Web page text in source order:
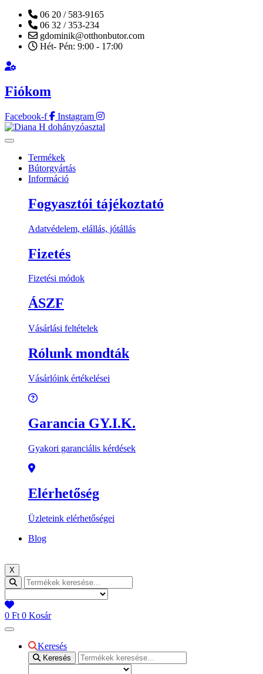
06 20 / 583-9165
06 32 / 353-234
gdominik@otthonbutor.com
Hét- Pén: 9:00 - 17:00
Fiókom
Facebook-f Instagram
Termékek
Bútorgyártás
Információ
Fogyasztói tájékoztató
Adatvédelem, elállás, jótállás
Fizetés
Fizetési módok
ÁSZF
Vásárlási feltételek
Rólunk mondták
Vásárlóink értékelései
Garancia GY.I.K.
Gyakori garanciális kérdések
Elérhetőség
Üzleteink elérhetőségei
Blog
X
0 Ft 0 Kosár
Keresés
Keresés